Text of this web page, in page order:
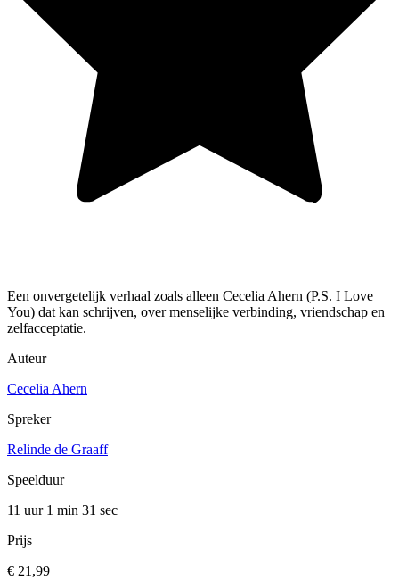
Een onvergetelijk verhaal zoals alleen Cecelia Ahern (P.S. I Love
You) dat kan schrijven, over menselijke verbinding, vriendschap en
zelfacceptatie.
Auteur
Cecelia Ahern
Spreker
Relinde de Graaff
Speelduur
11 uur 1 min 31 sec
Prijs
€ 21,99